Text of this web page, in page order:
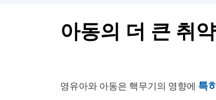
아동의 더 큰 취
영유아와 아동은 핵무기의 영향에 특